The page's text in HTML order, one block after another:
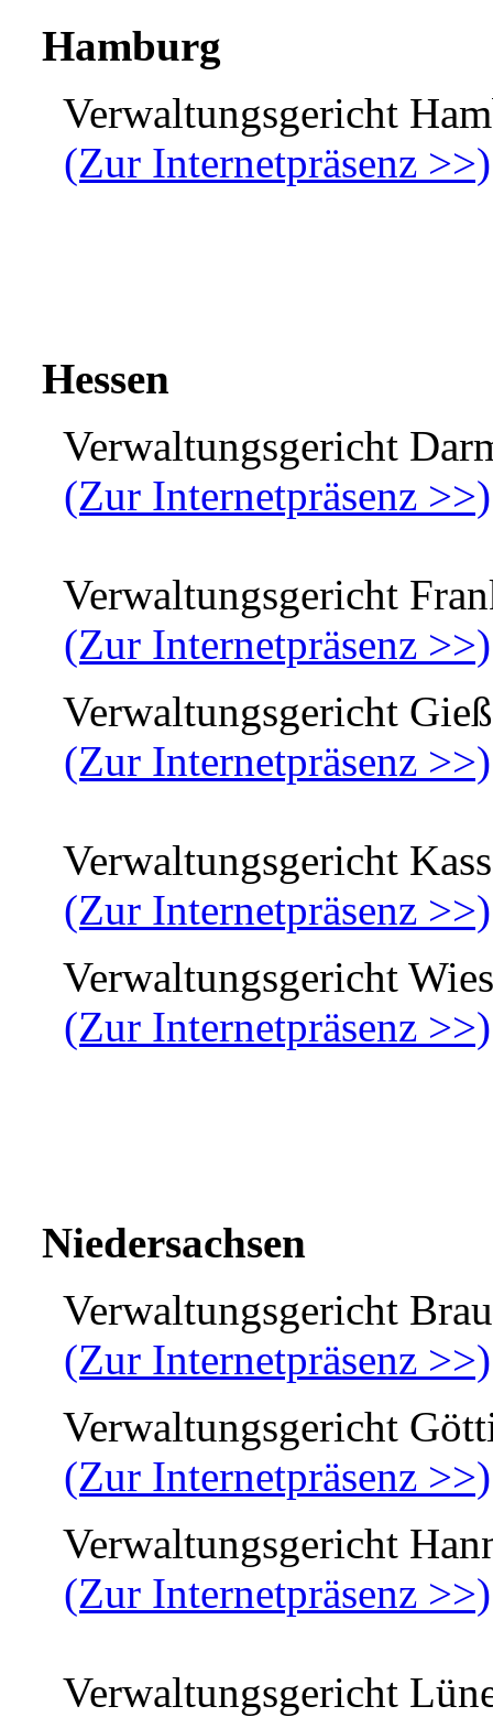
Hamburg
Verwaltungsgericht
(Zur Internetpräsenz >>)
Hessen
Verwaltungsgericht
(Zur Internetpräsenz >>)
Verwaltungsgericht
(Zur Internetpräsenz >>)
Verwaltungsgericht
(Zur Internetpräsenz >>)
Verwaltungsgericht
(Zur Internetpräsenz >>)
Verwaltungsgericht
(Zur Internetpräsenz >>)
Niedersachsen
Verwaltungsgericht
(Zur Internetpräsenz >>)
Verwaltungsgericht
(Zur Internetpräsenz >>)
Verwaltungsgericht
(Zur Internetpräsenz >>)
Verwaltungsgericht